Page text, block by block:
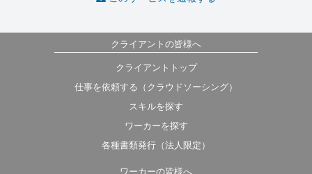
クライアントの皆様へ
クライアントトップ
仕事を依頼する（クラウドソーシング）
スキルを探す
ワーカーを探す
各種書類発行（法人限定）
ワーカーの皆様へ